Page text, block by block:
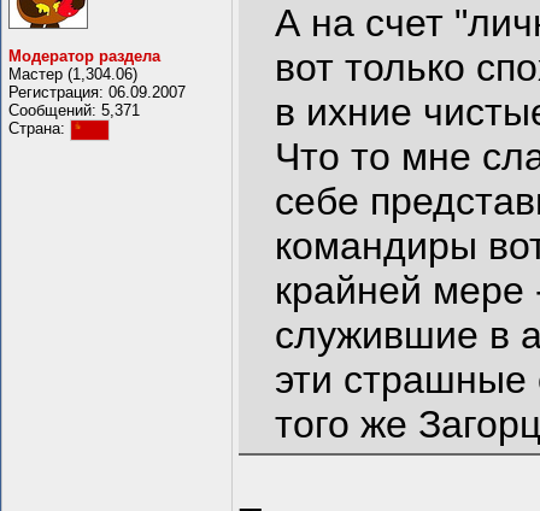
Модератор раздела
Мастер (1,304.06)
Регистрация: 06.09.2007
Сообщений: 5,371
Страна:
А на счет
вот только
в ихние
Что то мне
себе
командиры
крайней мере
служившие в
эти
того же